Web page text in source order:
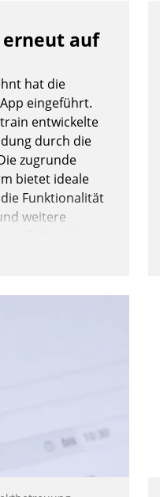
in
und - auf
hat die
eingeführt.
entwickelte
durch die
zugrunde
bietet ideale
Funktionalität
weitere